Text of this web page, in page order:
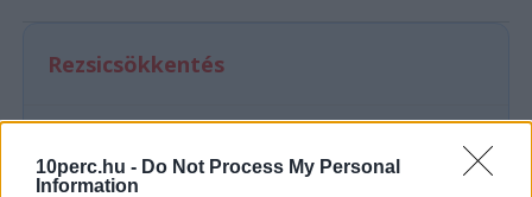
10perc.hu - Do Not Process My Personal
Information
Rezsicsökkentés
GAZDASÁG